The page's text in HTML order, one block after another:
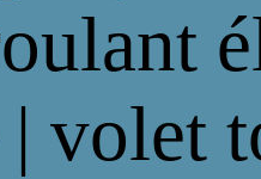
| volet